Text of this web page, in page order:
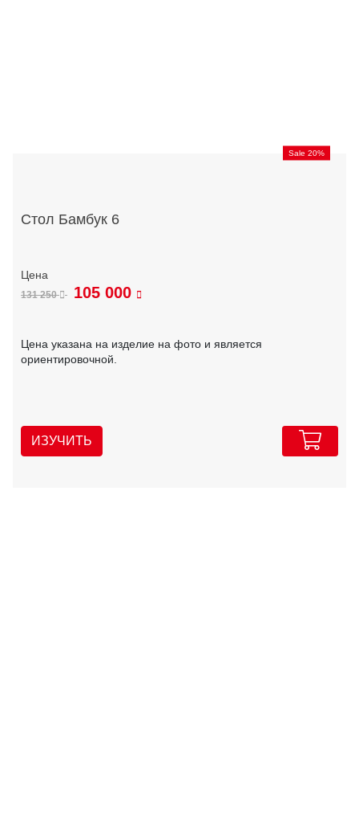
Sale 20%
Стол Бамбук 6
131 250 105 000
Цена указана на изделие на фото и является
ориентировочной.
ИЗУЧИТЬ